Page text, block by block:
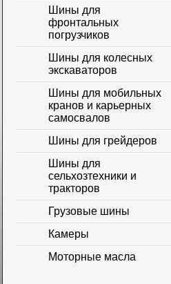
Шины для
фронтальных
погрузчиков
Шины для колесных
экскаваторов
Шины для мобильных
кранов и карьерных
самосвалов
Шины для грейдеров
Шины для
сельхозтехники и
тракторов
Грузовые шины
Камеры
Моторные масла